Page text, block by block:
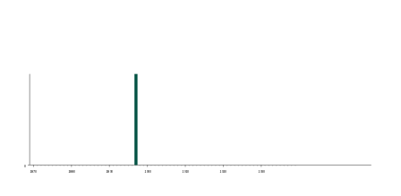
0
1870
1880 1890 1900 1910 1920 1930